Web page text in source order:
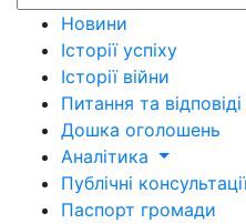
Новини
Історії успіху
Історії війни
Питання та відповіді
Дошка оголошень
Аналітика
Публічні
Паспорт громади